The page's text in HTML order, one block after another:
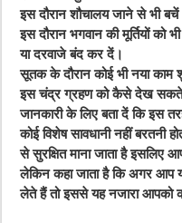
इस दौरान शौचालय जाने से भी
इस दौरान भगवान की मूर्तियों
या दरवाजे बंद कर दें।
सूतक के दौरान कोई भी नया
इस चंद्र ग्रहण को कैसे देख
जानकारी के लिए बता दें कि इस
कोई विशेष सावधानी नहीं बरतनी
से सुरक्षित माना जाता है
लेकिन कहा जाता है कि अगर आप
लेते हैं तो इससे यह नजारा